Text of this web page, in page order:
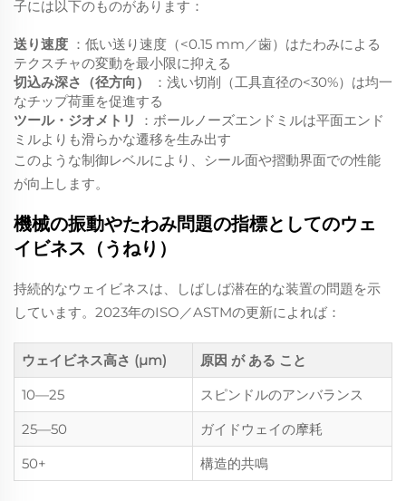
子には以下のものがあります：
送り速度 ：低い送り速度（<0.15 mm／歯）はたわみによる
テクスチャの変動を最小限に抑える
切込み深さ（径方向）
：浅い切削（工具直径の<30%）は均一
なチップ荷重を促進する
ツール・ジオメトリ
：ボールノーズエンドミルは平面エンド
ミルよりも滑らかな遷移を生み出す
このような制御レベルにより、シール面や摺動界面での性能
が向上します。
機械の振動やたわみ問題の指標としてのウェ
イビネス（うねり）
持続的なウェイビネスは、しばしば潜在的な装置の問題を示
しています。2023年のISO／ASTMの更新によれば：
ウェイビネス高さ (µm)
原因 が ある こと
10—25
スピンドルのアンバランス
25—50
ガイドウェイの摩耗
50+
構造的共鳴